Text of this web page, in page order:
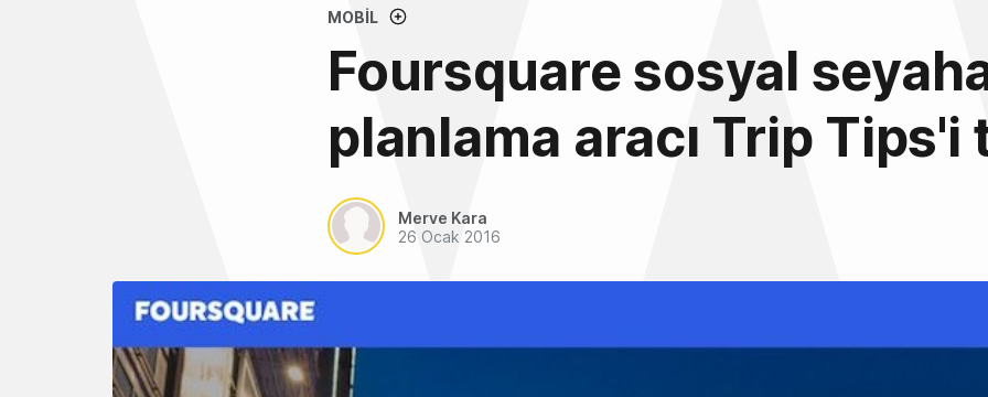
MOBIL
Foursquare sosyal
planlama aracı Trip Tips'i
Merve Kara
26 Ocak 2016